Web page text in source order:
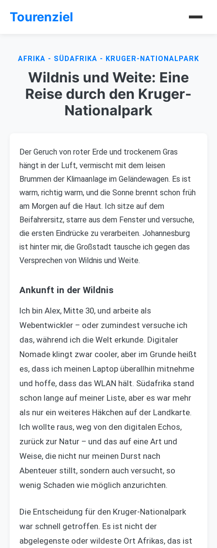
Tourenziel
AFRIKA - SÜDAFRIKA - KRUGER-NATIONALPARK
Wildnis und Weite: Eine
Reise durch den Kruger-
Nationalpark
Der Geruch von roter Erde und trockenem Gras
hängt in der Luft, vermischt mit dem leisen
Brummen der Klimaanlage im Geländewagen. Es ist
warm, richtig warm, und die Sonne brennt schon früh
am Morgen auf die Haut. Ich sitze auf dem
Beifahrersitz, starre aus dem Fenster und versuche,
die ersten Eindrücke zu verarbeiten. Johannesburg
ist hinter mir, die Großstadt tausche ich gegen das
Versprechen von Wildnis und Weite.
Ankunft in der Wildnis
Ich bin Alex, Mitte 30, und arbeite als
Webentwickler – oder zumindest versuche ich
das, während ich die Welt erkunde. Digitaler
Nomade klingt zwar cooler, aber im Grunde heißt
es, dass ich meinen Laptop überallhin mitnehme
und hoffe, dass das WLAN hält. Südafrika stand
schon lange auf meiner Liste, aber es war mehr
als nur ein weiteres Häkchen auf der Landkarte.
Ich wollte raus, weg von den digitalen Echos,
zurück zur Natur – und das auf eine Art und
Weise, die nicht nur meinen Durst nach
Abenteuer stillt, sondern auch versucht, so
wenig Schaden wie möglich anzurichten.
Die Entscheidung für den Kruger-Nationalpark
war schnell getroffen. Es ist nicht der
abgelegenste oder wildeste Ort Afrikas, das ist